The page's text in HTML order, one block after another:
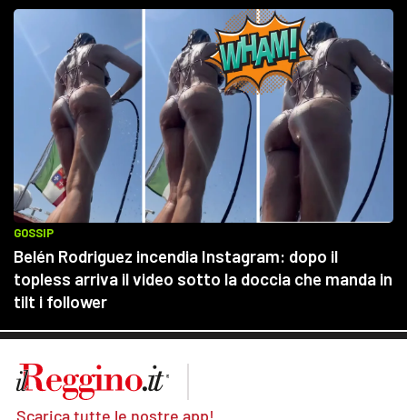
Scarica tutte le nostre app!